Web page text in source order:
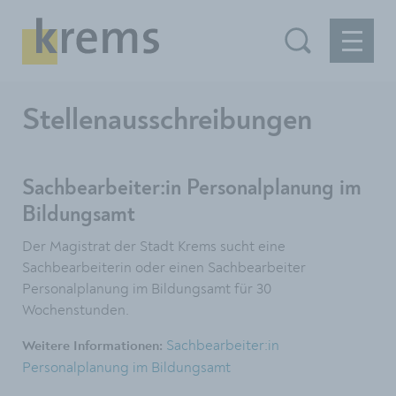
Stellenausschreibungen
Sachbearbeiter:in Personalplanung im
Bildungsamt
Der Magistrat der Stadt Krems sucht eine
Sachbearbeiterin oder einen Sachbearbeiter
Personalplanung im Bildungsamt für 30
Wochenstunden.
Weitere Informationen: Sachbearbeiter:in
Personalplanung im Bildungsamt